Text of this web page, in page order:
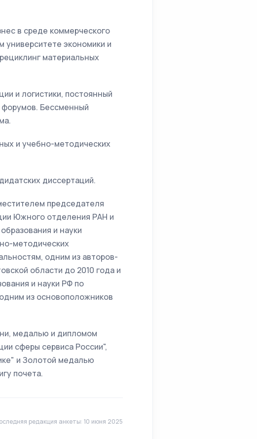
в среде коммерческого
университете экономики и
материальных
и логистики, постоянный
форумов. Бессменный
и учебно-методических
диссертаций.
председателя
Южного отделения РАН и
и науки
методических
одним из авторов-
области до 2010 года и
и науки РФ по
из основоположников
медалью и дипломом
сферы сервиса России",
и Золотой медалью
почета.
редакция анкеты: 10 июня 2025